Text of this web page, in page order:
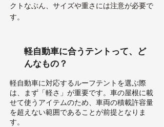
クトなぶん、サイズや重さには注意が必要で
す。
軽自動車に合うテントって、ど
んなもの？
軽自動車に対応するルーフテントを選ぶ際
は、まず「軽さ」が重要です。車の屋根に載
せて使うアイテムのため、車両の積載許容量
を超えない範囲であることが前提となりま
す。